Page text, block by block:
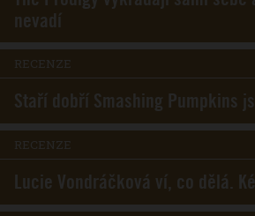
nevadí
RECENZE
Staří dobří Smashing Pumpkins
RECENZE
Lucie Vondráčková ví, co dělá.